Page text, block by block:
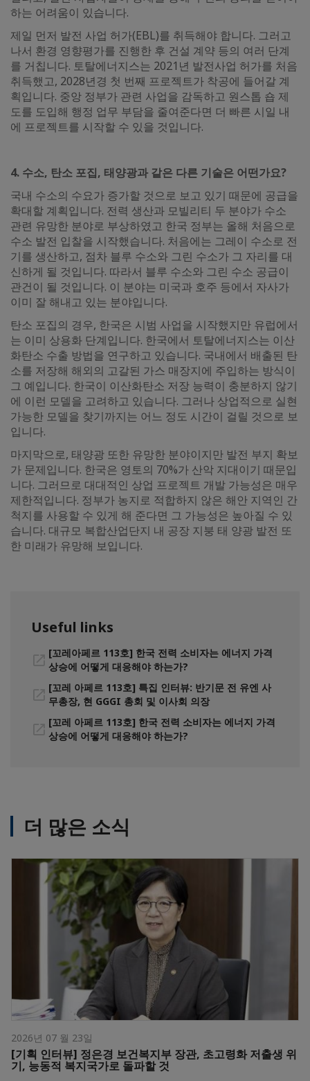
하는 어려움이 있습니다.
제일 먼저 발전 사업 허가(EBL)를 취득해야 합니다. 그러고
나서 환경 영향평가를 진행한 후 건설 계약 등의 여러 단계
를 거칩니다. 토탈에너지스는 2021년 발전사업 허가를 처음
취득했고, 2028년경 첫 번째 프로젝트가 착공에 들어갈 계
획입니다. 중앙 정부가 관련 사업을 감독하고 원스톱 숍 제
도를 도입해 행정 업무 부담을 줄여준다면 더 빠른 시일 내
에 프로젝트를 시작할 수 있을 것입니다.
4. 수소, 탄소 포집, 태양광과 같은 다른 기술은 어떤가요?
국내 수소의 수요가 증가할 것으로 보고 있기 때문에 공급을
확대할 계획입니다. 전력 생산과 모빌리티 두 분야가 수소
관련 유망한 분야로 부상하였고 한국 정부는 올해 처음으로
수소 발전 입찰을 시작했습니다. 처음에는 그레이 수소로 전
기를 생산하고, 점차 블루 수소와 그린 수소가 그 자리를 대
신하게 될 것입니다. 따라서 블루 수소와 그린 수소 공급이
관건이 될 것입니다. 이 분야는 미국과 호주 등에서 자사가
이미 잘 해내고 있는 분야입니다.
탄소 포집의 경우, 한국은 시범 사업을 시작했지만 유럽에서
는 이미 상용화 단계입니다. 한국에서 토탈에너지스는 이산
화탄소 수출 방법을 연구하고 있습니다. 국내에서 배출된 탄
소를 저장해 해외의 고갈된 가스 매장지에 주입하는 방식이
그 예입니다. 한국이 이산화탄소 저장 능력이 충분하지 않기
에 이런 모델을 고려하고 있습니다. 그러나 상업적으로 실현
가능한 모델을 찾기까지는 어느 정도 시간이 걸릴 것으로 보
입니다.
마지막으로, 태양광 또한 유망한 분야이지만 발전 부지 확보
가 문제입니다. 한국은 영토의 70%가 산악 지대이기 때문입
니다. 그러므로 대대적인 상업 프로젝트 개발 가능성은 매우
제한적입니다. 정부가 농지로 적합하지 않은 해안 지역인 간
척지를 사용할 수 있게 해 준다면 그 가능성은 높아질 수 있
습니다. 대규모 복합산업단지 내 공장 지붕 태 양광 발전 또
한 미래가 유망해 보입니다.
Useful links
[꼬레아페르 113호] 한국 전력 소비자는 에너지 가격
상승에 어떻게 대응해야 하는가?
[꼬레 아페르 113호] 특집 인터뷰: 반기문 전 유엔 사
무총장, 현 GGGI 총회 및 이사회 의장
[꼬레 아페르 113호] 한국 전력 소비자는 에너지 가격
상승에 어떻게 대응해야 하는가?
더 많은 소식
2026년 07 월 23일
[기획 인터뷰] 정은경 보건복지부 장관, 초고령화 저출생 위
기, 능동적 복지국가로 돌파할 것